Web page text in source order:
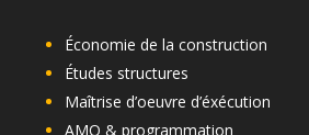
Économie de la construction
Études structures
Maîtrise d’oeuvre d’éxécution
AMO & programmation